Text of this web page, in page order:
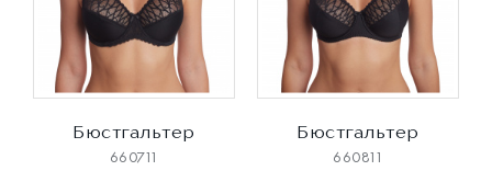
Бюстгальтер
660711
Бюстгальтер
660811